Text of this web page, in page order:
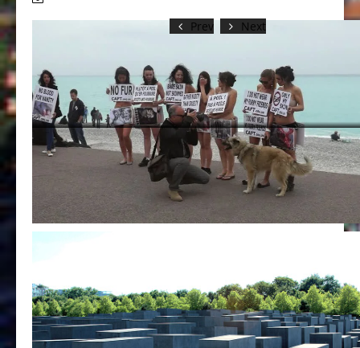
Prev Next